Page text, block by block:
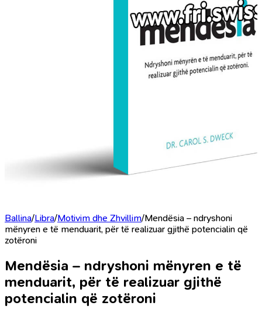
Ballina/Libra/Motivim dhe Zhvillim/Mendësia – ndryshoni
mënyren e të menduarit, për të realizuar gjithë potencialin që
zotëroni
Mendësia – ndryshoni mënyren e të
menduarit, për të realizuar gjithë
potencialin që zotëroni